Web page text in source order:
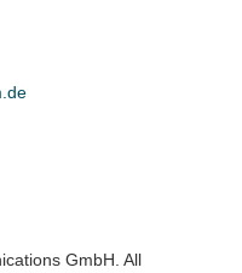
GmbH. All